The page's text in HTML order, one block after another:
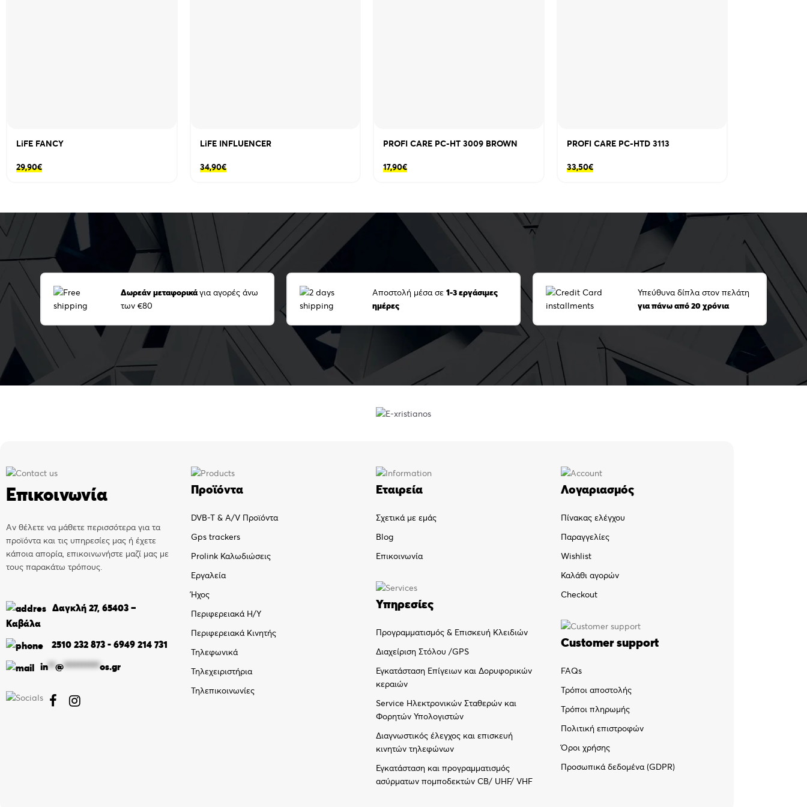
LiFE FANCY
29,90€
LiFE INFLUENCER
34,90€
PROFI CARE PC-HT 3009 BROWN
17,90€
PROFI CARE PC-HTD 3113
33,50€
Δωρεάν μεταφορικάγια αγορές άνω
των €80
Αποστολή μέσα σε 1-3 εργάσιμες
ημέρες
Υπεύθυνα δίπλα στον πελάτη
για πάνω από 20 χρόνια
Επικοινωνία
Αν θέλετε να μάθετε περισσότερα για τα
προϊόντα και τις υπηρεσίες μας ή έχετε
κάποια απορία, επικοινωνήστε μαζί μας με
τους παρακάτω τρόπους.
Δαγκλή 27, 65403 –
Καβάλα
2510 232 873 - 6949 214 731
in**@**********os.gr
 
Προϊόντα
DVB-T & A/V Προϊόντα
Gps trackers
Prolink Καλωδιώσεις
Εργαλεία
Ήχος
Περιφερειακά Η/Υ
Περιφερειακά Κινητής
Τηλεφωνικά
Τηλεχειριστήρια
Τηλεπικοινωνίες
Εταιρεία
Σχετικά με εμάς
Blog
Επικοινωνία
Υπηρεσίες
Προγραμματισμός & Επισκευή Κλειδιών
Διαχείριση Στόλου /GPS
Εγκατάσταση Επίγειων και Δορυφορικών
κεραιών
Service Ηλεκτρονικών Σταθερών και
Φορητών Υπολογιστών
Διαγνωστικός έλεγχος και επισκευή
κινητών τηλεφώνων
Εγκατάσταση και προγραμματισμός
ασύρματων πομποδεκτών CB/ UHF/ VHF
Λογαριασμός
Πίνακας ελέγχου
Παραγγελίες
Wishlist
Καλάθι αγορών
Checkout
Customer support
FAQs
Τρόποι αποστολής
Τρόποι πληρωμής
Πολιτική επιστροφών
Όροι χρήσης
Προσωπικά δεδομένα (GDPR)